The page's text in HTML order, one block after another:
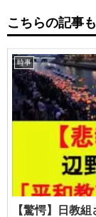
こちらの記事
時事
【驚愕】日教